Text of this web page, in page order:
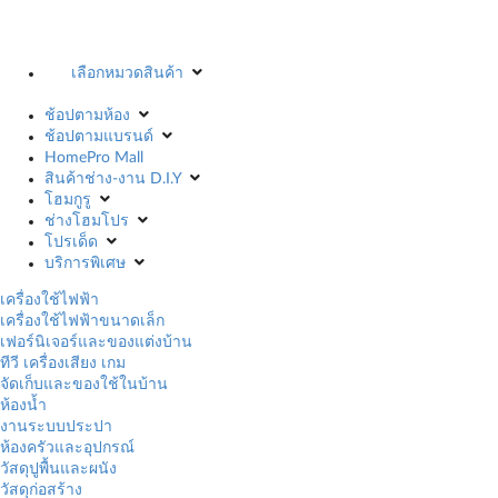
เลือกหมวดสินค้า
ช้อปตามห้อง
ช้อปตามแบรนด์
HomePro Mall
สินค้าช่าง-งาน D.I.Y
โฮมกูรู
ช่างโฮมโปร
โปรเด็ด
บริการพิเศษ
เครื่องใช้ไฟฟ้า
เครื่องใช้ไฟฟ้าขนาดเล็ก
เฟอร์นิเจอร์และของแต่งบ้าน
ทีวี เครื่องเสียง เกม
จัดเก็บและของใช้ในบ้าน
ห้องน้ำ
งานระบบประปา
ห้องครัวและอุปกรณ์
วัสดุปูพื้นและผนัง
วัสดุก่อสร้าง